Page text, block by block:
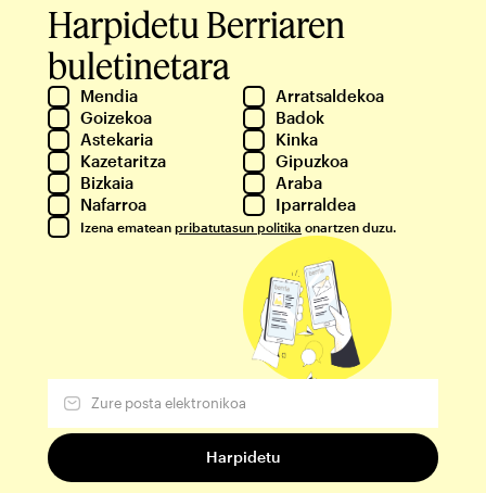
Harpidetu Berriaren
buletinetara
Mendia
Arratsaldekoa
Goizekoa
Badok
Astekaria
Kinka
Kazetaritza
Gipuzkoa
Bizkaia
Araba
Nafarroa
Iparraldea
Izena ematean pribatutasun politika onartzen duzu.